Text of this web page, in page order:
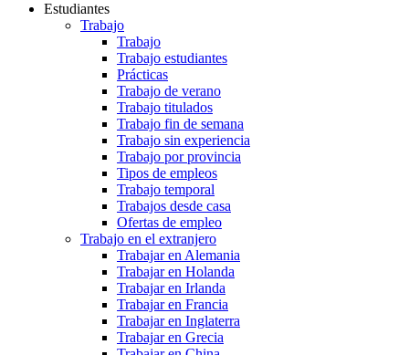
Estudiantes
Trabajo
Trabajo
Trabajo estudiantes
Prácticas
Trabajo de verano
Trabajo titulados
Trabajo fin de semana
Trabajo sin experiencia
Trabajo por provincia
Tipos de empleos
Trabajo temporal
Trabajos desde casa
Ofertas de empleo
Trabajo en el extranjero
Trabajar en Alemania
Trabajar en Holanda
Trabajar en Irlanda
Trabajar en Francia
Trabajar en Inglaterra
Trabajar en Grecia